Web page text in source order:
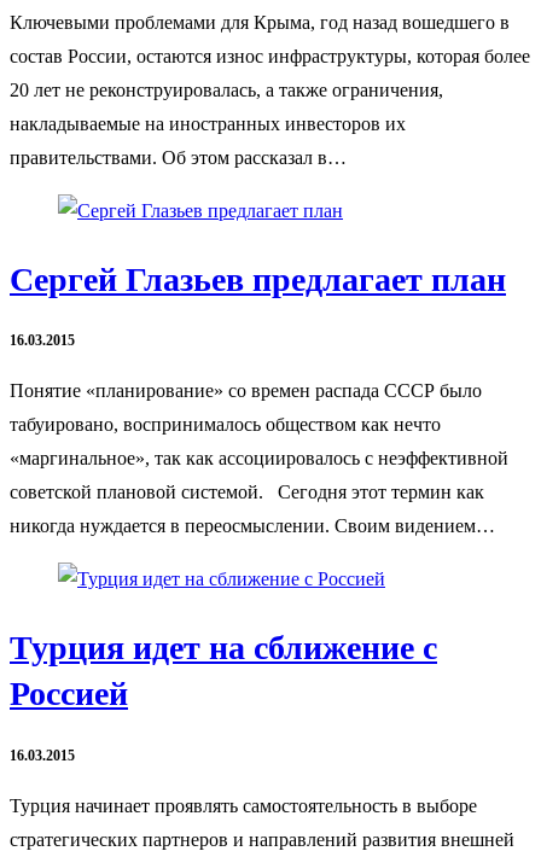
Ключевыми проблемами для Крыма, год назад вошедшего в
состав России, остаются износ инфраструктуры, которая более
20 лет не реконструировалась, а также ограничения,
накладываемые на иностранных инвесторов их
правительствами. Об этом рассказал в…
Сергей Глазьев предлагает план
16.03.2015
Понятие «планирование» со времен распада СССР было
табуировано, воспринималось обществом как нечто
«маргинальное», так как ассоциировалось с неэффективной
советской плановой системой. Сегодня этот термин как
никогда нуждается в переосмыслении. Своим видением…
Турция идет на сближение с
Россией
16.03.2015
Турция начинает проявлять самостоятельность в выборе
стратегических партнеров и направлений развития внешней